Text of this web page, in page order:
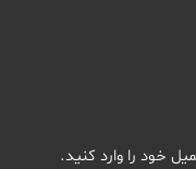
خود را وارد کنید.